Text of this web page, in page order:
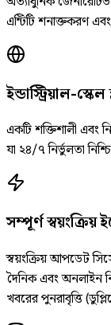
এন্টিটি শনাক্তকরণ
ইন্ডাস্ট্রিয়াল-স্কেল
একটি শক্তিশালী এবং
যা ২৪/৭ নির্ভুলতা
সম্পূর্ণ স্বয়ংক্রিয়
স্বয়ংক্রিয় আপডেট
দৈনিক এবং অনলাইন
খবরের পুনরাবৃত্তি